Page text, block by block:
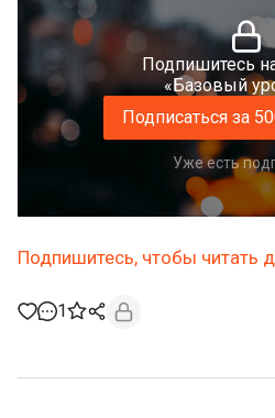
Подпишитесь
«Базовый
Подписаться за
Уже есть
Подпишитесь, чтобы читать
1